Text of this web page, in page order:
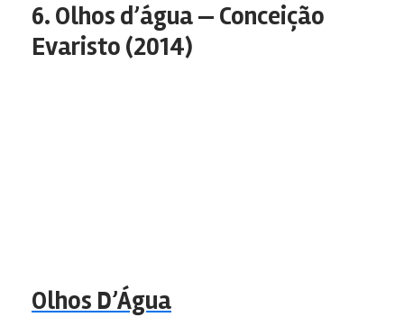
6. Olhos d’água — Conceição
Evaristo (2014)
Olhos D’Água